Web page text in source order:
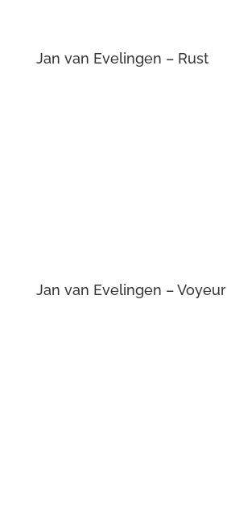
Jan van Evelingen – Rust
Jan van Evelingen – Voyeur